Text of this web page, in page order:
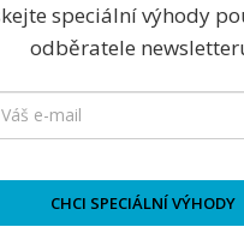
speciální výhody
odběratele
CHCI SPECIÁLNÍ VÝHODY